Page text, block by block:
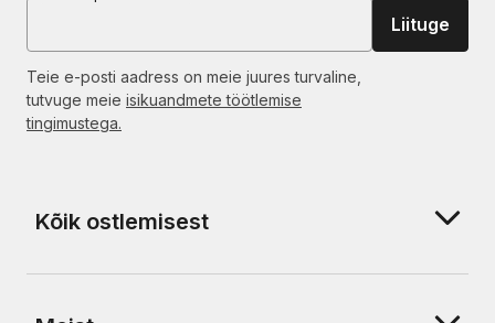
Liituge
Teie e-posti aadress on meie juures turvaline,
tutvuge meie isikuandmete töötlemise
tingimustega.
Kõik ostlemisest